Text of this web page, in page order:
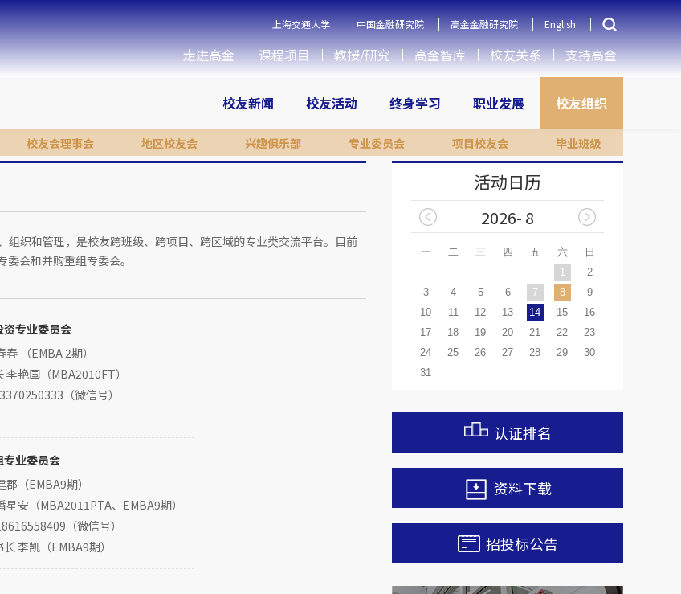
上海交通大学 中国金融研究院 高金金融研究院 English
走进高金 课程项目 教授/研究 高金智库 校友关系 支持高金
校友新闻 校友活动 终身学习 职业发展 校友组织
校友会理事会 地区校友会 兴趣俱乐部 专业委员会 项目校友会 毕业班级
织和管理，是校友跨班级、跨项目、跨区域的专业类交流平台。目前
会和并购重组专委会。
资专业委员会
春 （EMBA 2期）
李艳国（MBA2010FT）
（微信号）
专业委员会
郡（EMBA9期）
星安（MBA2011PTA、EMBA9期）
（微信号）
李凯（EMBA9期）
活动日历
2026- 8
一 二 三 四 五 六
日
1
2
3
4 5 6 7 8
9
10
11 12 13 14 15
16
17
18 19 20 21 22
23
24
25 26 27 28 29
30
31
认证排名
资料下载
招投标公告